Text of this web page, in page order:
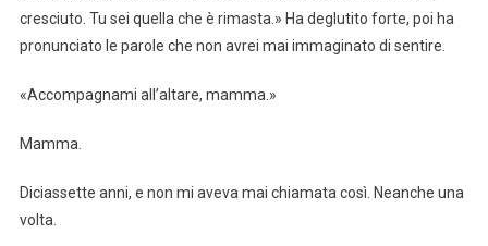
cresciuto. Tu sei quella che è rimasta.» Ha deglutito forte, poi ha
pronunciato le parole che non avrei mai immaginato di sentire.
«Accompagnami all’altare, mamma.»
Mamma.
Diciassette anni, e non mi aveva mai chiamata così. Neanche una
volta.